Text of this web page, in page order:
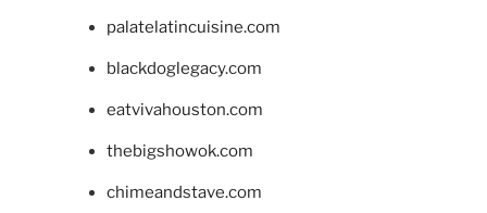
palatelatincuisine.com
blackdoglegacy.com
eatvivahouston.com
thebigshowok.com
chimeandstave.com